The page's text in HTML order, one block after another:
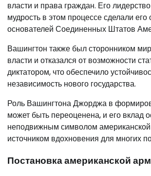
власти и права граждан. Его
мудрость в этом процессе сделали его
основателей Соединенных Штатов
Вашингтон также был сторонником
власти и отказался от возможности
диктатором, что обеспечило
независимость нового государства.
Роль Вашингтона Джорджа в
может быть переоценена, и его вклад
неподвижным символом американской
источником вдохновения для многих
Постановка американской